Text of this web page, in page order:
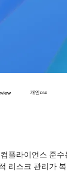
개인cso
플라이언스 준
리스크 관리가